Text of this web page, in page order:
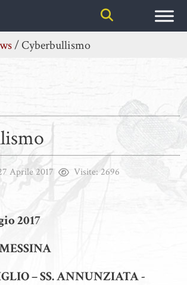
/Cyberbullismo
Aprile 2017 Visite: 2696
2017
– SS. ANNUNZIATA -